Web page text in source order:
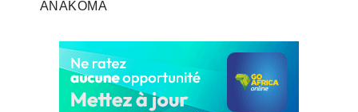
ANAKOMA